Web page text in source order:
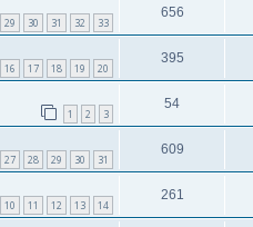
29 30 31 32 33
656
16 17 18 19 20
395
1 2 3
54
27 28 29 30 31
609
10 11 12 13 14
261